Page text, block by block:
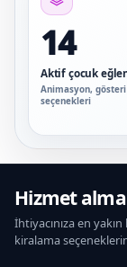
14
Aktif çocuk
Animasyon,
seçenekleri
Hizmet
İhtiyacınıza en
kiralama